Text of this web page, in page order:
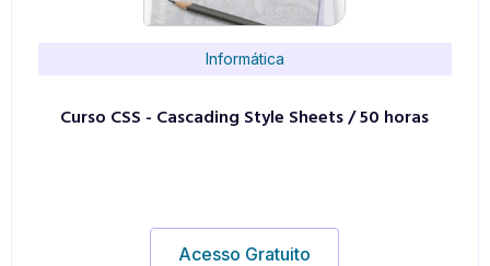
Informática
Curso CSS - Cascading Style Sheets / 50 horas
Acesso Gratuito